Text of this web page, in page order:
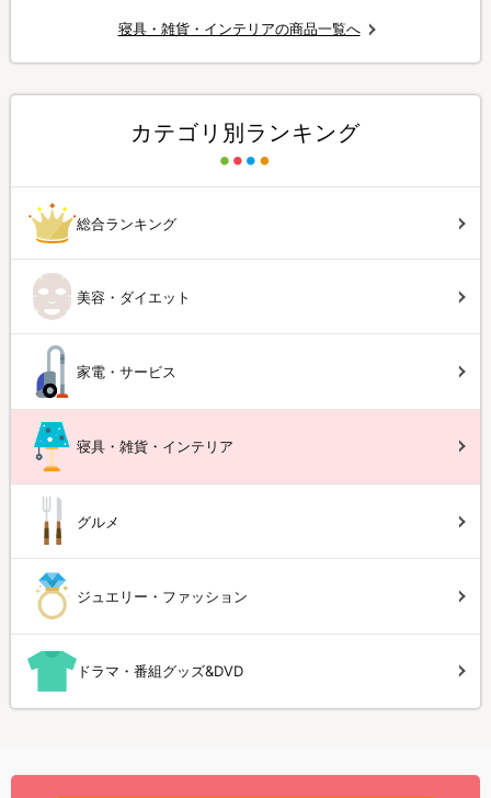
寝具・雑貨・インテリアの商品一覧へ
カテゴリ別ランキング
総合ランキング
美容・ダイエット
家電・サービス
寝具・雑貨・インテリア
グルメ
ジュエリー・ファッション
ドラマ・番組グッズ&DVD